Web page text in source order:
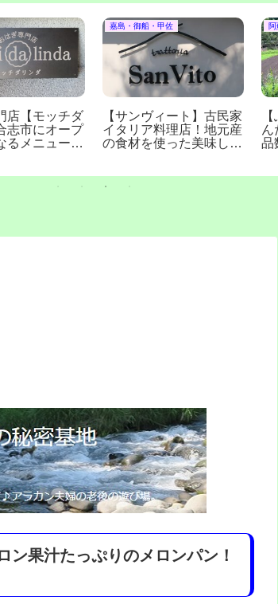
店【モッチダ
志市にオープ
るメニューや
嘉島・御船・甲佐
【サンヴィート】古民家
イタリア料理店！地元産
の食材を使った美味しい
阿
ん
品
ン果汁たっぷりのメロンパン！